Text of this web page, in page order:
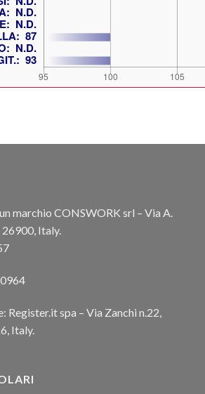
marchio CONSWORK srl – Via A.
26900, Italy.
spa – Via Zanchi n.22,
Italy.